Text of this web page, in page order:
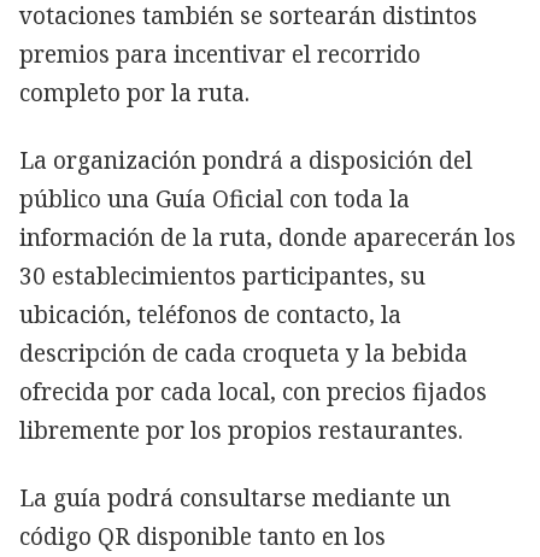
votaciones también se sortearán distintos
premios para incentivar el recorrido
completo por la ruta.
La organización pondrá a disposición del
público una Guía Oficial con toda la
información de la ruta, donde aparecerán los
30 establecimientos participantes, su
ubicación, teléfonos de contacto, la
descripción de cada croqueta y la bebida
ofrecida por cada local, con precios fijados
libremente por los propios restaurantes.
La guía podrá consultarse mediante un
código QR disponible tanto en los